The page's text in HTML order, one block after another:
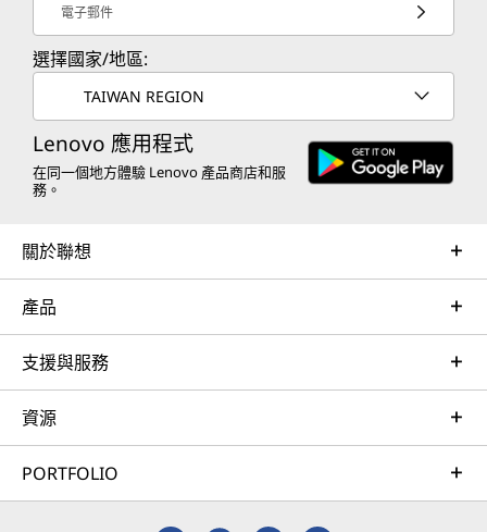
電子郵件
選擇國家/地區:
TAIWAN REGION
Lenovo 應用程式
在同一個地方體驗 Lenovo 產品商店和服
務。
關於聯想
產品
支援與服務
資源
PORTFOLIO